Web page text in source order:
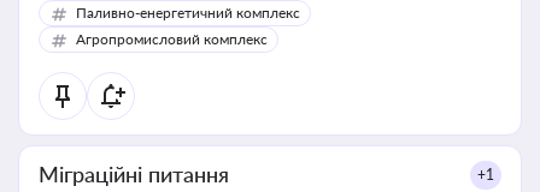
Паливно-енергетичний комплекс
Агропромисловий комплекс
Міграційні питання +1